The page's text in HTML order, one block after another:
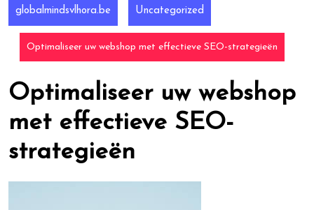
globalmindsvlhora.be Uncategorized
Optimaliseer uw webshop met effectieve SEO-strategieën
Optimaliseer uw webshop
met effectieve SEO-
strategieën